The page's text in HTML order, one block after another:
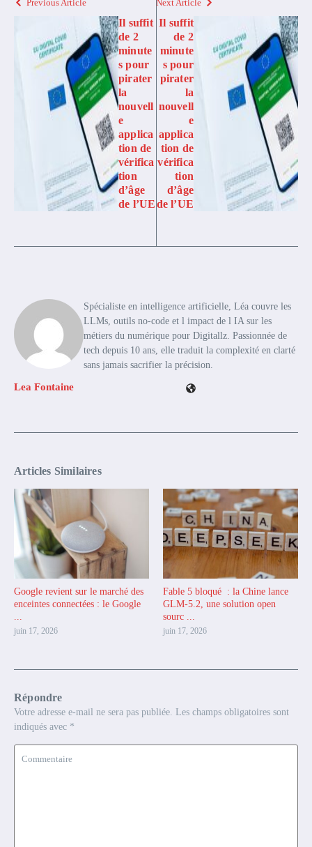
Previous Article
Il suffit
de 2
minute
s pour
pirater
la
nouvell
e
applica
tion de
vérifica
tion
d’âge
de l’UE
Next Article
Il suffit
de 2
minute
s pour
pirater
la
nouvell
e
applica
tion de
vérifica
tion
d’âge
de l’UE
Lea Fontaine
Spécialiste en intelligence artificielle, Léa couvre les
LLMs, outils no-code et l impact de l IA sur les
métiers du numérique pour Digitallz. Passionnée de
tech depuis 10 ans, elle traduit la complexité en clarté
sans jamais sacrifier la précision.
Articles Similaires
Google revient sur le marché des
enceintes connectées : le Google
...
juin 17, 2026
Fable 5 bloqué : la Chine lance
GLM-5.2, une solution open
sourc ...
juin 17, 2026
Répondre
Votre adresse e-mail ne sera pas publiée. Les champs obligatoires sont
indiqués avec *